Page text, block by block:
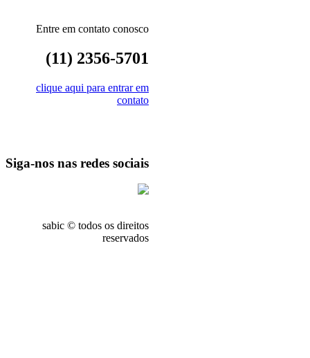
Entre em contato conosco
(11) 2356-5701
clique aqui para entrar em
contato
Siga-nos nas redes sociais
sabic © todos os direitos
reservados